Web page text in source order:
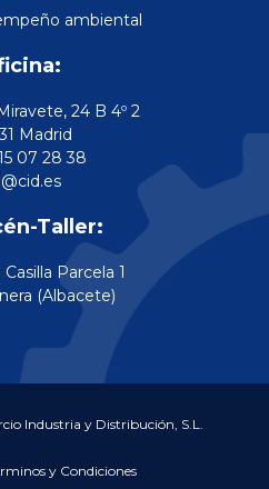
ambiental
24 B 4º 2
Madrid
07 28 38
Taller:
Parcela 1
(Albacete)
Industria y Distribución, S.L.
y Condiciones